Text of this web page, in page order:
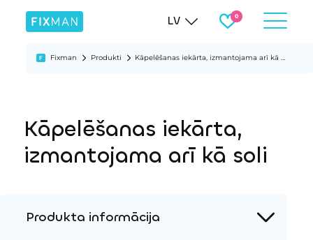
LV
Fixman Produkti Kāpelēšanas iekārta, izmantojama arī kā soli
Kāpelēšanas iekārta,
izmantojama arī kā soli
Produkta informācija